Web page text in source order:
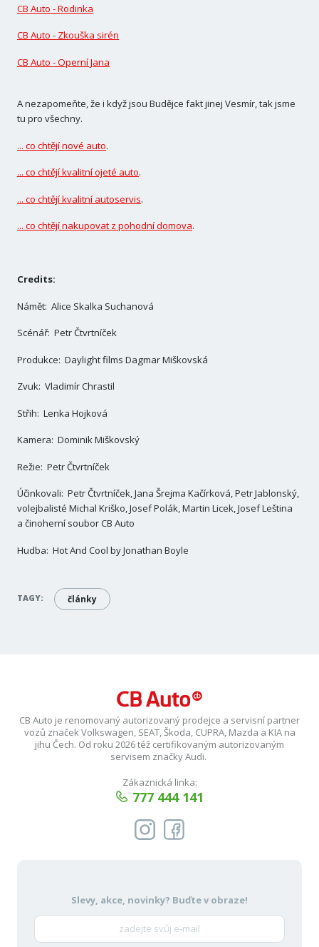
CB Auto - Rodinka
CB Auto - Zkouška sirén
CB Auto - Operní Jana
A nezapomeňte, že i když jsou Budějce fakt jinej Vesmír, tak jsme
tu pro všechny.
... co chtějí nové auto.
... co chtějí kvalitní ojeté auto.
... co chtějí kvalitní autoservis.
... co chtějí nakupovat z pohodní domova.
Credits:
Námět: Alice Skalka Suchanová
Scénář: Petr Čtvrtníček
Produkce: Daylight films Dagmar Miškovská
Zvuk: Vladimír Chrastil
Střih: Lenka Hojková
Kamera: Dominik Miškovský
Režie: Petr Čtvrtníček
Účinkovali: Petr Čtvrtníček, Jana Šrejma Kačírková, Petr Jablonský,
volejbalisté Michal Kriško, Josef Polák, Martin Licek, Josef Leština
a činoherní soubor CB Auto
Hudba: Hot And Cool by Jonathan Boyle
TAGY: články
CB Auto je renomovaný autorizovaný prodejce a servisní partner
vozů značek Volkswagen, SEAT, Škoda, CUPRA, Mazda a KIA na
jihu Čech. Od roku 2026 též certifikovaným autorizovaným
servisem značky Audi.
Zákaznická linka:
777 444 141
Slevy, akce, novinky? Buďte v obraze!